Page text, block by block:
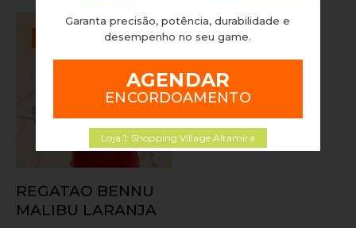
Garanta precisão, potência, durabilidade e
desempenho no seu game.
AGENDAR
ENCORDOAMENTO
Loja 1: Shopping Village Altamira
REGATAO BENNU
MALIBU LARANJA